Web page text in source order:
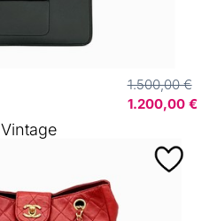
1.500,00 €
1.200,00 €
Vintage